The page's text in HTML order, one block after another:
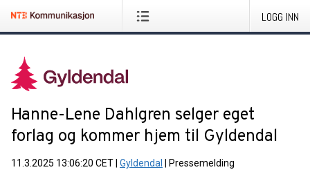
LOGG INN
Hanne-Lene Dahlgren selger eget
forlag og kommer hjem til Gyldendal
11.3.2025 13:06:20 CET Gyldendal Pressemelding